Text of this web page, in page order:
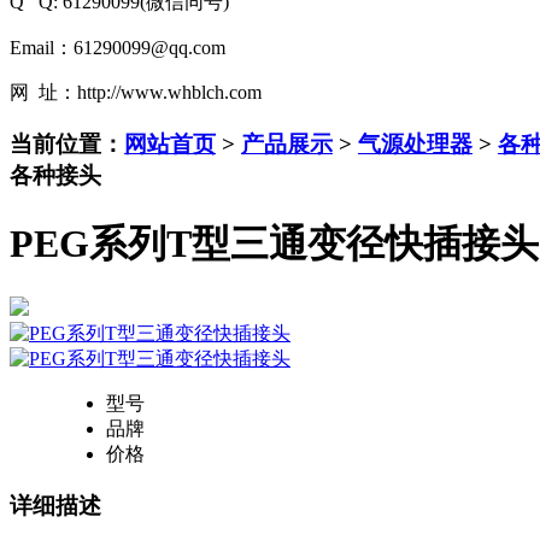
Email：61290099@qq.com
网 址：http://www.whblch.com
当前位置： 网站首页 > 产品展示 > 气源处理器 > 各
各种接头
PEG系列T型三通变径快插接头
型号
品牌
价格
详细描述